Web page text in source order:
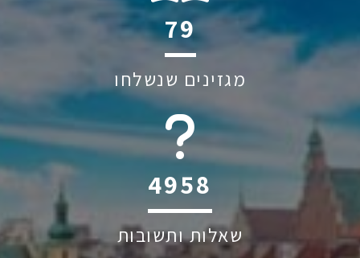
113
מגזינים שנשלחו
6045
שאלות ותשובות